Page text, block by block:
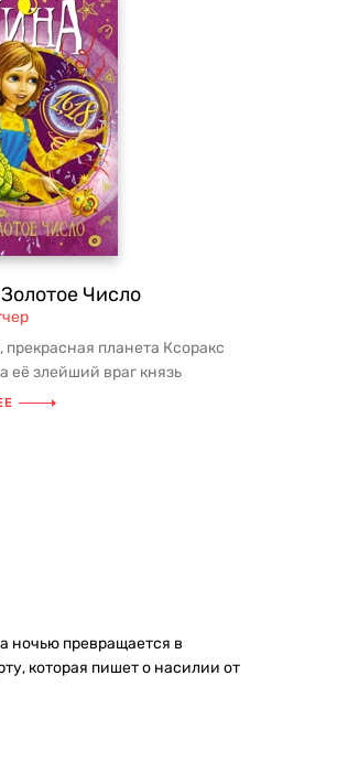
Число
прекрасная планета Ксоракс
её злейший враг князь
и заключён в к...
ночью превращается в
которая пишет о насилии от